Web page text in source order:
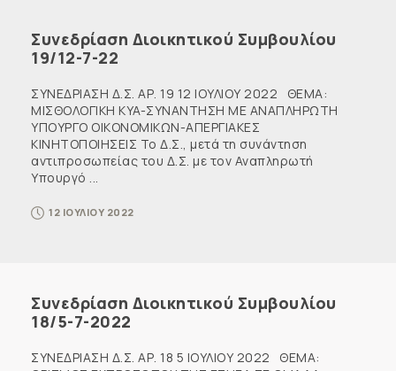
Συνεδρίαση Διοικητικού Συμβουλίου
19/12-7-22
ΣΥΝΕΔΡΙΑΣΗ Δ.Σ. ΑΡ. 19 12 ΙΟΥΛΙΟΥ 2022 ΘΕΜΑ:
ΜΙΣΘΟΛΟΓΙΚΗ KYA-ΣΥΝΑΝΤΗΣΗ ΜΕ ΑΝΑΠΛΗΡΩΤΗ
ΥΠΟΥΡΓΟ ΟΙΚΟΝΟΜΙΚΩΝ-ΑΠΕΡΓΙΑΚΕΣ
ΚΙΝΗΤΟΠΟΙΗΣΕΙΣ Το Δ.Σ., μετά τη συνάντηση
αντιπροσωπείας του Δ.Σ. με τον Αναπληρωτή
Υπουργό ...
12 ΙΟΥΛΙΟΥ 2022
Συνεδρίαση Διοικητικού Συμβουλίου
18/5-7-2022
ΣΥΝΕΔΡΙΑΣΗ Δ.Σ. ΑΡ. 18 5 ΙΟΥΛΙΟΥ 2022 ΘΕΜΑ: